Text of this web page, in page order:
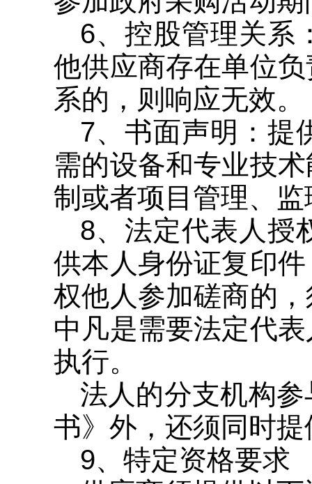
6、控股管理关系
他供应商存在单位
系的，则响应无效。
7、书面声明：提
需的设备和专业技
制或者项目管理、
8、法定代表人授
供本人身份证复印
权他人参加磋商的
中凡是需要法定代
执行。
法人的分支机构
书》外，还须同时
9、特定资格要求